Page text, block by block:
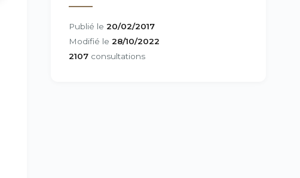
Publié le 20/02/2017
Modifié le 28/10/2022
2107 consultations